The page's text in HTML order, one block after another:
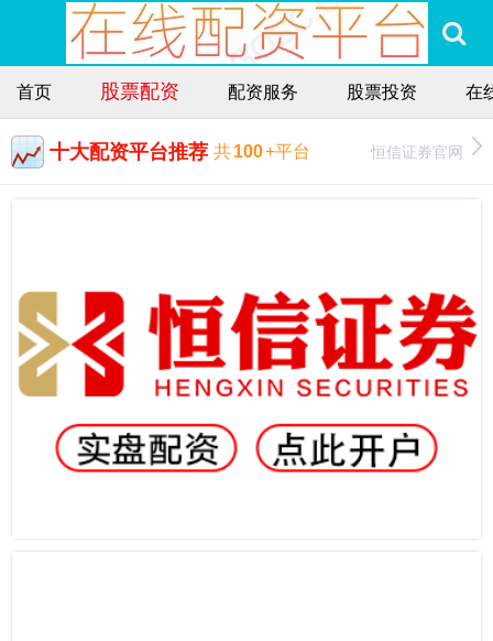
首页 股票配资 配资服务 股票投资 在
十大配资平台推荐 共100+平台 恒信证券官网